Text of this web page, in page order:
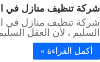
شركة تنظيف منازل في
شركة تنظيف منازل في
السليم ، لأن العقل
أكمل القراءة »